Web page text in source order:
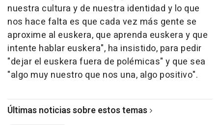
nuestra cultura y de nuestra identidad y lo que
nos hace falta es que cada vez más gente se
aproxime al euskera, que aprenda euskera y que
intente hablar euskera", ha insistido, para pedir
"dejar el euskera fuera de polémicas" y que sea
"algo muy nuestro que nos una, algo positivo".
Últimas noticias sobre estos temas